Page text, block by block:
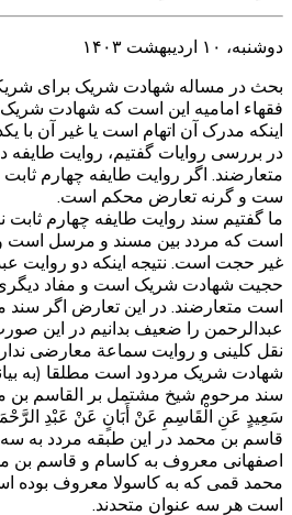
دوشنبه، ۱۰ اردیبهشت ۱۴۰۳
بحث در مساله شهادت شریک برای
فقهاء امامیه این است که شهادت
اینکه مدرک آن اتهام است یا غیر آن با
در بررسی روایات گفتیم، روایت طایفه
متعارضند. اگر روایت طایفه چهارم ثابت
ست و گرنه تعارض محکم است.
ما گفتیم سند روایت طایفه چهارم
است که مردد بین مسند و مرسل است و
غیر حجت است. نتیجه اینکه دو روایت
حجیت شهادت شریک است و مفاد
است متعارضند. در این تعارض اگر
عبدالرحمن را ضعیف بدانیم در این
نقل کلینی و روایت سماعة معارضی
شهادت شریک مردود است مطلقا (به
سند مرحوم شیخ مشتمل بر القاسم بن
سَعِيدٍ عَنِ الْقَاسِمِ عَنْ أَبَانٍ عَنْ عَبْدِ
قاسم بن محمد در این طبقه مردد به
اصفهانی معروف به کاسام و قاسم بن
محمد قمی که به کاسولا معروف بوده
است هر سه عنوان متحدند.